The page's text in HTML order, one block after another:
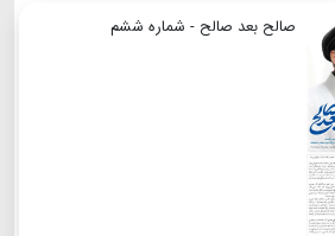
صالح بعد صالح - شماره ششم